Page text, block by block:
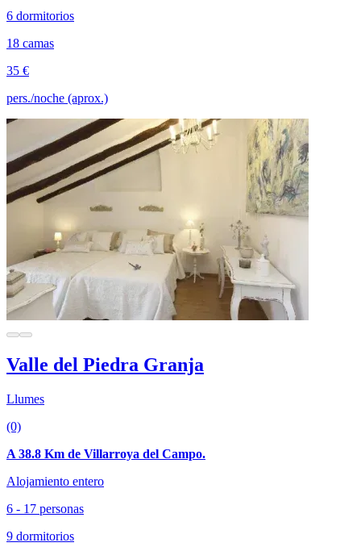
6 dormitorios
18 camas
35 €
pers./noche (aprox.)
Valle del Piedra Granja
Llumes
(0)
A 38.8 Km de Villarroya del Campo.
Alojamiento entero
6 - 17 personas
9 dormitorios